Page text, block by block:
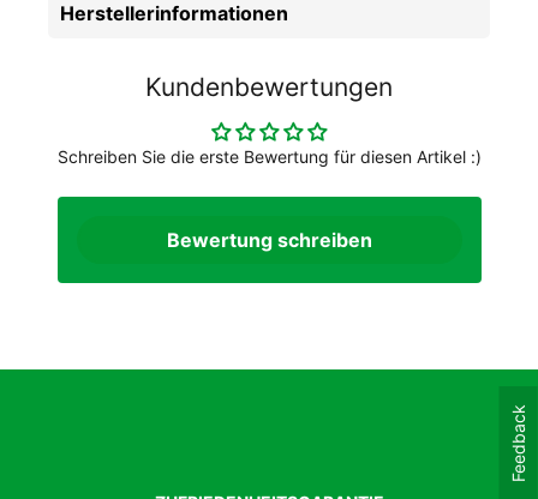
Herstellerinformationen
Kundenbewertungen
Schreiben Sie die erste Bewertung für diesen Artikel :)
Bewertung schreiben
Feedback